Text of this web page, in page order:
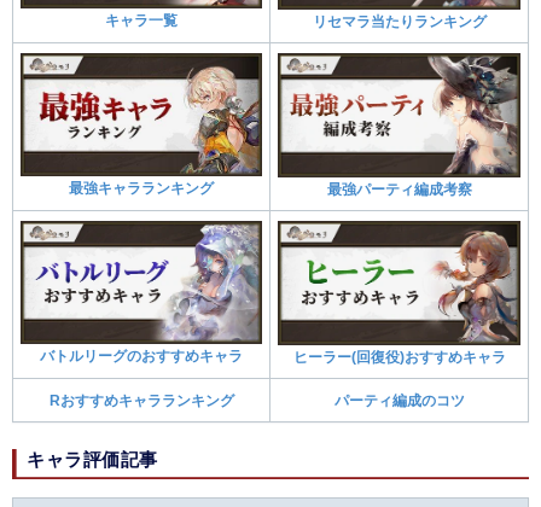
キャラ一覧 リセマラ当たりランキング
最強キャラランキング 最強パーティ編成考察
バトルリーグのおすすめキャラ ヒーラー(回復役)おすすめキャラ
Rおすすめキャラランキング パーティ編成のコツ
キャラ評価記事